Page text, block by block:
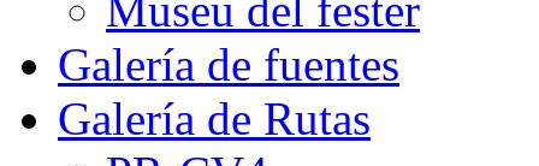
Museu del fester
Galería de fuentes
Galería de Rutas